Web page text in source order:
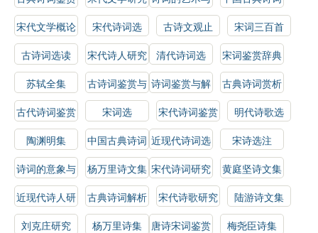
指南
技巧
选读
宋代文学概论 宋代诗词选 古诗文观止
宋词三百首
古诗词选读
宋代诗人研究 清代诗词选
宋词鉴赏辞典
苏轼全集
古诗词鉴赏与
分析
诗词鉴赏与解
析
古典诗词赏析
古代诗词鉴赏
指南
宋词选 宋代诗词鉴赏
明代诗歌选
陶渊明集
中国古典诗词
鉴赏指南
近现代诗词选
宋诗选注
诗词的意象与
情感
杨万里诗文集 宋代诗词研究
黄庭坚诗文集
近现代诗人研
究
古典诗词解析 宋代诗歌研究
陆游诗文集
刘克庄研究
杨万里诗集
唐诗宋词鉴赏
梅尧臣诗集